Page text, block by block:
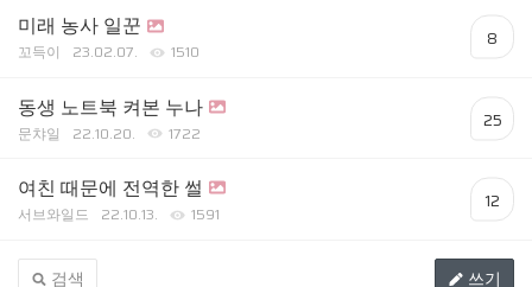
미래 농사 일꾼
꼬득이 23.02.07. 1510
8
동생 노트북 켜본 누나
문챠일 22.10.20. 1722
25
여친 때문에 전역한 썰
서브와일드 22.10.13. 1591
12
검색 쓰기